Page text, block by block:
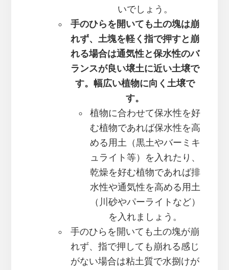
いでしょう。
手のひらを開いても土の塊は崩
れず、土塊を軽く指で押すと崩
れる場合は通気性と保水性のバ
ランスが良い壌土に近い土壌で
す。幅広い植物に向く土壌で
す。
植物に合わせて保水性を好
む植物であれば保水性を高
める用土（黒土やバーミキ
ュライト等）を入れたり、
乾燥を好む植物であれば排
水性や通気性を高める用土
（川砂やパーライトなど）
を入れましょう。
手のひらを開いても土の塊が崩
れず、指で押しても崩れる感じ
がない場合は粘土質で水捌けが